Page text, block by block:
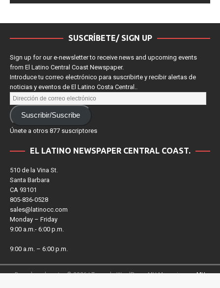
SUSCRÍBETE/ SIGN UP
Sign up for our e-newsletter to receive news and upcoming events
from El Latino Central Coast Newspaper.
Introduce tu correo electrónico para suscribirte y recibir alertas de
noticias y eventos de El Latino Costa Central..
510 de la Vina St.
Santa Barbara
CA 93101
805-836-0528
sales@latinocc.com
Monday – Friday